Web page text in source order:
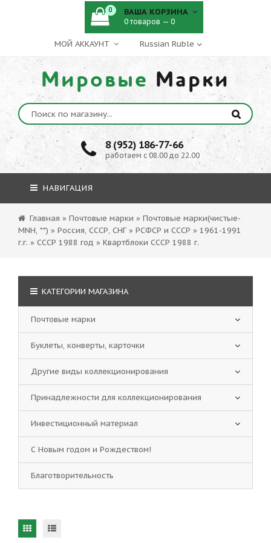
МОЙ АККАУНТ
Мировые Марки
8 (952) 186-77-66
работаем с 08.00 до 22.00
0 ВАША КОРЗИНА
0 товаров — 0
НАВИГАЦИЯ
Главная » Почтовые марки » Почтовые марки(чистые-
MNH, **) » Россия, СССР, СНГ » РСФСР и СССР » 1961-1991
г.г. » СССР 1988 год » Квартблоки СССР 1988 г.
КАТЕГОРИИ МАГАЗИНА
Почтовые марки
Буклеты, конверты, карточки
Другие виды коллекционирования
Принадлежности для коллекционирования
Инвестиционный материал
С Новым годом и Рождеством!
Благотворительность